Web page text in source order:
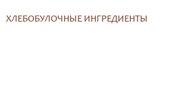
ХЛЕБОБУЛОЧНЫЕ ИНГРЕДИЕНТЫ